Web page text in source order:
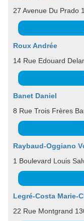
27 Avenue Du Prado
Roux Andrée
14 Rue Edouard
Banet Daniel
8 Rue Trois Frères
Raybaud-Oggiano
1 Boulevard Louis
Legré-Costa Marie-
22 Rue Montgrand